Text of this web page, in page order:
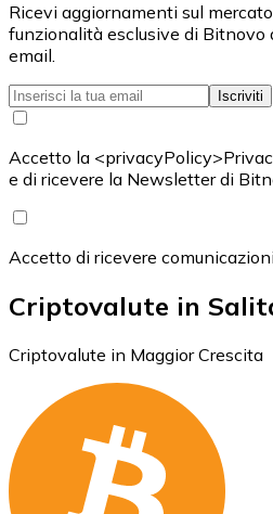
Ricevi aggiornamenti sul
funzionalità esclusive di
email.
Iscriviti
Accetto la
e di ricevere la Newsletter di
Accetto di ricevere
Criptovalute in
Criptovalute in Maggior Crescita